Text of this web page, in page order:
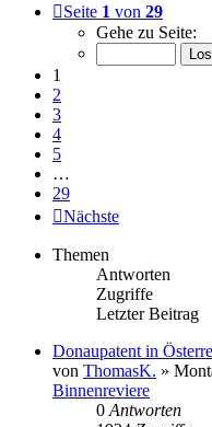
Seite 1 von 29
Gehe zu Seite:
1
2
3
4
5
…
29
Nächste
Themen
Antworten
Zugriffe
Letzter Beitrag
Donaupatent in
von ThomasK. »
Binnenreviere
0 Antworten